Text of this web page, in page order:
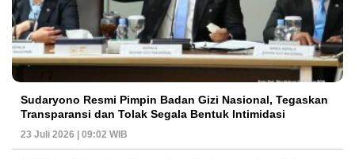
Sudaryono Resmi Pimpin Badan Gizi Nasional, Tegaskan
Transparansi dan Tolak Segala Bentuk Intimidasi
23 Juli 2026 | 09:02 WIB